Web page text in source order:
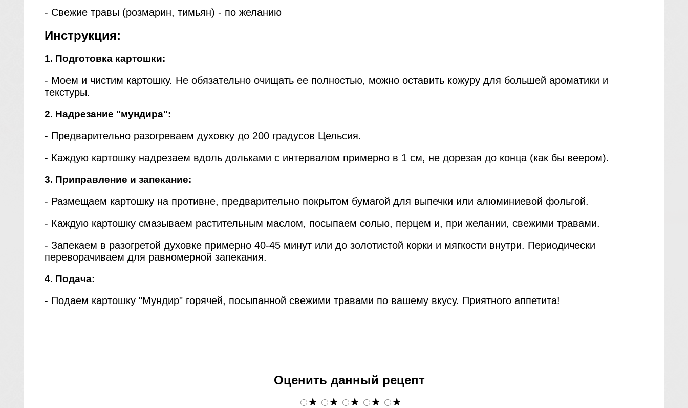
- Свежие травы (розмарин, тимьян) - по желанию
Инструкция:
1. Подготовка картошки:
- Моем и чистим картошку. Не обязательно очищать ее полностью, можно оставить кожуру для большей ароматики и
текстуры.
2. Надрезание "мундира":
- Предварительно разогреваем духовку до 200 градусов Цельсия.
- Каждую картошку надрезаем вдоль дольками с интервалом примерно в 1 см, не дорезая до конца (как бы веером).
3. Приправление и запекание:
- Размещаем картошку на противне, предварительно покрытом бумагой для выпечки или алюминиевой фольгой.
- Каждую картошку смазываем растительным маслом, посыпаем солью, перцем и, при желании, свежими травами.
- Запекаем в разогретой духовке примерно 40-45 минут или до золотистой корки и мягкости внутри. Периодически
переворачиваем для равномерной запекания.
4. Подача:
- Подаем картошку "Мундир" горячей, посыпанной свежими травами по вашему вкусу. Приятного аппетита!
Оценить данный рецепт